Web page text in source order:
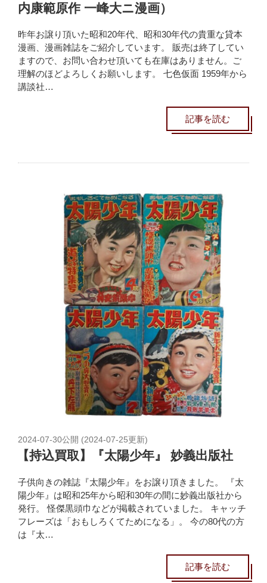
内康範原作 一峰大ニ漫画）
昨年お譲り頂いた昭和20年代、昭和30年代の貴重な貸本
漫画、漫画雑誌をご紹介しています。 販売は終了してい
ますので、お問い合わせ頂いても在庫はありません。ご
理解のほどよろしくお願いします。 七色仮面 1959年から
講談社…
記事を読む
2024-07-30公開 (2024-07-25更新)
【持込買取】『太陽少年』 妙義出版社
子供向きの雑誌『太陽少年』をお譲り頂きました。 『太
陽少年』は昭和25年から昭和30年の間に妙義出版社から
発行。 怪傑黒頭巾などが掲載されていました。 キャッチ
フレーズは「おもしろくてためになる」。 今の80代の方
は『太…
記事を読む